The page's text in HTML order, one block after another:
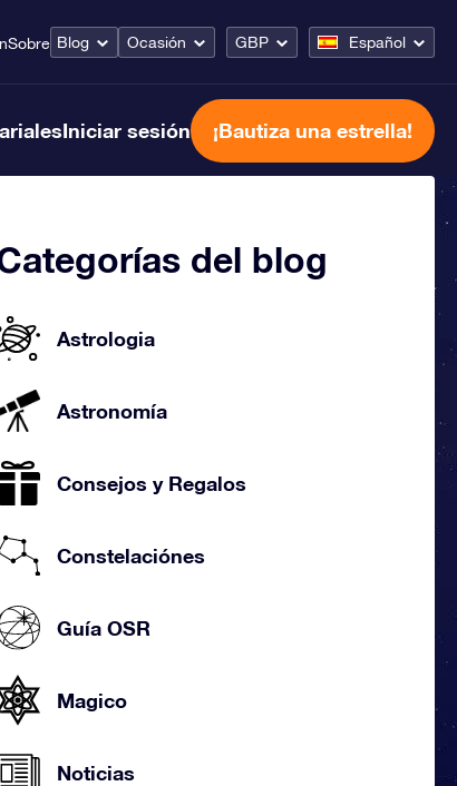
Sobre Blog Ocasión GBP Español
Iniciar sesión ¡Bautiza una estrella!
del blog
Astrologia
Astronomía
Consejos y Regalos
Constelaciónes
Guía OSR
Magico
Noticias